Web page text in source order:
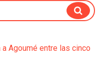
Agoumé entre las cinco